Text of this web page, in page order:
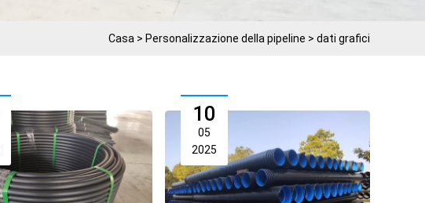
Casa > Personalizzazione della pipeline > dati grafici
10
05
2025